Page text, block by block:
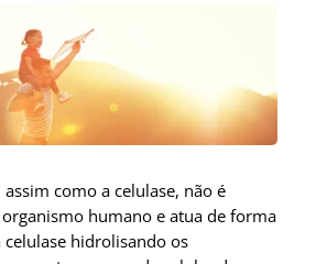
como a celulase, não é
humano e atua de forma
celulase hidrolisando os